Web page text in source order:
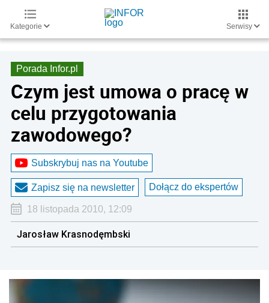
Kategorie Serwisy
Porada Infor.pl
Czym jest umowa o pracę w
celu przygotowania
zawodowego?
Subskrybuj nas na Youtube
Zapisz się na newsletter Dołącz do ekspertów
18 listopada 2010, 12:09
Jarosław Krasnodęmbski